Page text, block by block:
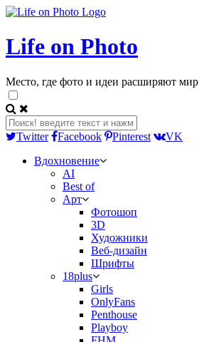
Life on Photo
Место, где фото и идеи расширяют мир
Twitter Facebook Pinterest
VK
Вдохновение
AI
Best of
Арт
Фотошоп
3D
Художники
Веб-дизайн
Шрифты
18plus
Girls
OnlyFans
Penthouse
Playboy